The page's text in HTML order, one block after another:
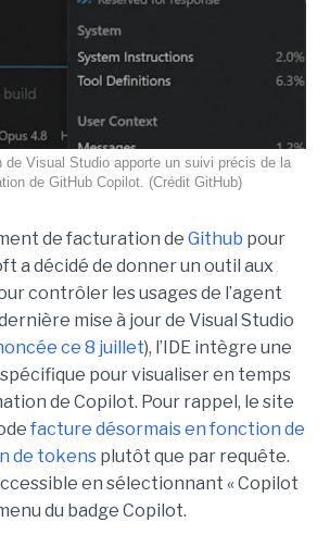
de Visual Studio apporte un suivi précis de la
de GitHub Copilot. (Crédit GitHub)
de facturation de Github pour
a décidé de donner un outil aux
contrôler les usages de l’agent
mise à jour de Visual Studio
ce 8 juillet), l’IDE intègre une
pour visualiser en temps
de Copilot. Pour rappel, le site
facture désormais en fonction de
de tokens plutôt que par requête.
en sélectionnant « Copilot
du badge Copilot.